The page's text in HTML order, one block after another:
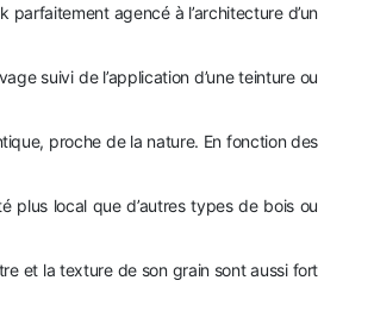
agencé à l’architecture d’un
suivi de l’application d’une teinture ou
proche de la nature. En fonction des
plus local que d’autres types de bois ou
et la texture de son grain sont aussi fort